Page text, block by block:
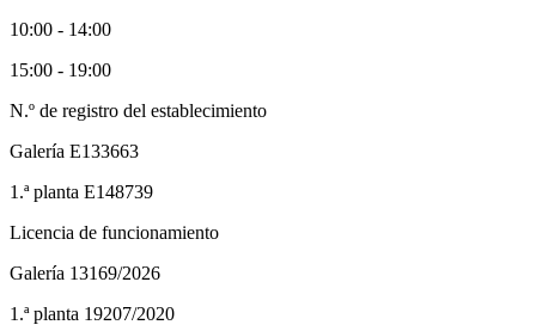
10:00 - 14:00
15:00 - 19:00
N.º de registro del establecimiento
Galería E133663
1.ª planta E148739
Licencia de funcionamiento
Galería 13169/2026
1.ª planta 19207/2020